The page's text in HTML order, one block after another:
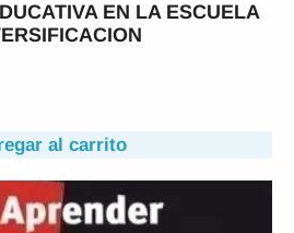
EN LA ESCUELA
al carrito